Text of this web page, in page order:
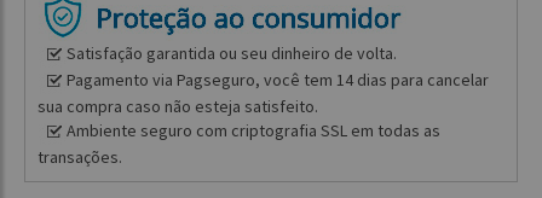
Satisfação garantida ou seu dinheiro de volta.
Pagamento via Pagseguro, você tem 14 dias para cancelar
sua compra caso não esteja satisfeito.
Ambiente seguro com criptografia SSL em todas as
transações.